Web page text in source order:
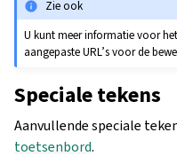
Zie ook
U kunt meer informatie voor
aangepaste URL’s voor de
Speciale tekens
Aanvullende speciale
toetsenbord.